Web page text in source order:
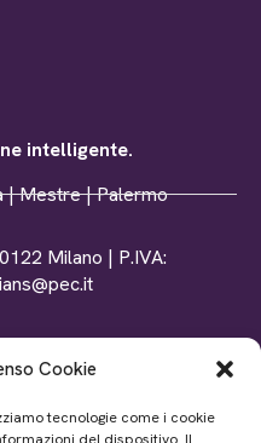
Cookie
tecnologie come i cookie
intelligente.
| Mestre | Palermo
Milano | P.IVA: